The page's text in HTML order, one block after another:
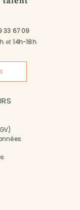
33 67 09
et14h-18h